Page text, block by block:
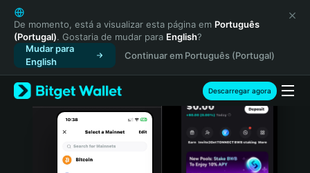
English
日本語
Tiếng Việt
Русский
Español (Latinoamérica)
Türkçe
Italiano
De momento, está a visualizar esta página em Português
(Portugal). Gostaria de mudar para English?
Mudar para
English
Continuar em Português (Portugal)
Descarregar agora